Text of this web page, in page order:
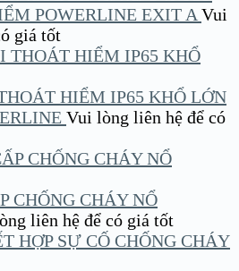
POWERLINE EXIT A Vui
giá tốt
HIỂM IP65 KHỔ LỚN
Vui lòng liên hệ để có
CHỐNG CHÁY NỔ
liên hệ để có giá tốt